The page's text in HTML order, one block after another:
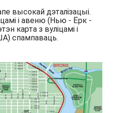
высокай дэталізацыі.
і авеню (Нью - Ёрк -
карта з вуліцамі і
спампаваць.